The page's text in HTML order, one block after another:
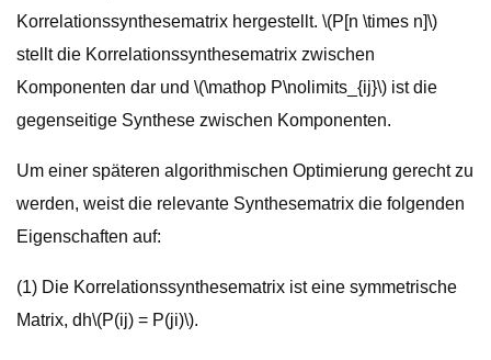
Korrelationssynthesematrix hergestellt. \(P[n \times n]\)
stellt die Korrelationssynthesematrix zwischen
Komponenten dar und \(\mathop P\nolimits_{ij}\) ist die
gegenseitige Synthese zwischen Komponenten.
Um einer späteren algorithmischen Optimierung gerecht zu
werden, weist die relevante Synthesematrix die folgenden
Eigenschaften auf:
(1) Die Korrelationssynthesematrix ist eine symmetrische
Matrix, dh\(P(ij) = P(ji)\).